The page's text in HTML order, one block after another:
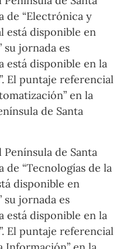
de “Electrónica y
está disponible en
su jornada es
está disponible en la
El puntaje referencial
en la
de Santa
Península de Santa
de “Tecnologías de la
disponible en
su jornada es
está disponible en la
El puntaje referencial